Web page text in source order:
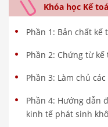
Khóa học Kế
Phần 1: Bản chất kế
Phần 2: Chứng từ kế
Phần 3: Làm chủ
Phần 4: Hướng dẫn
kinh tế phát sinh